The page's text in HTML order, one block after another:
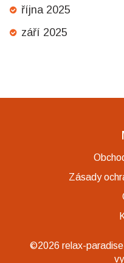
října 2025
září 2025
Zásady
©2026 relax-